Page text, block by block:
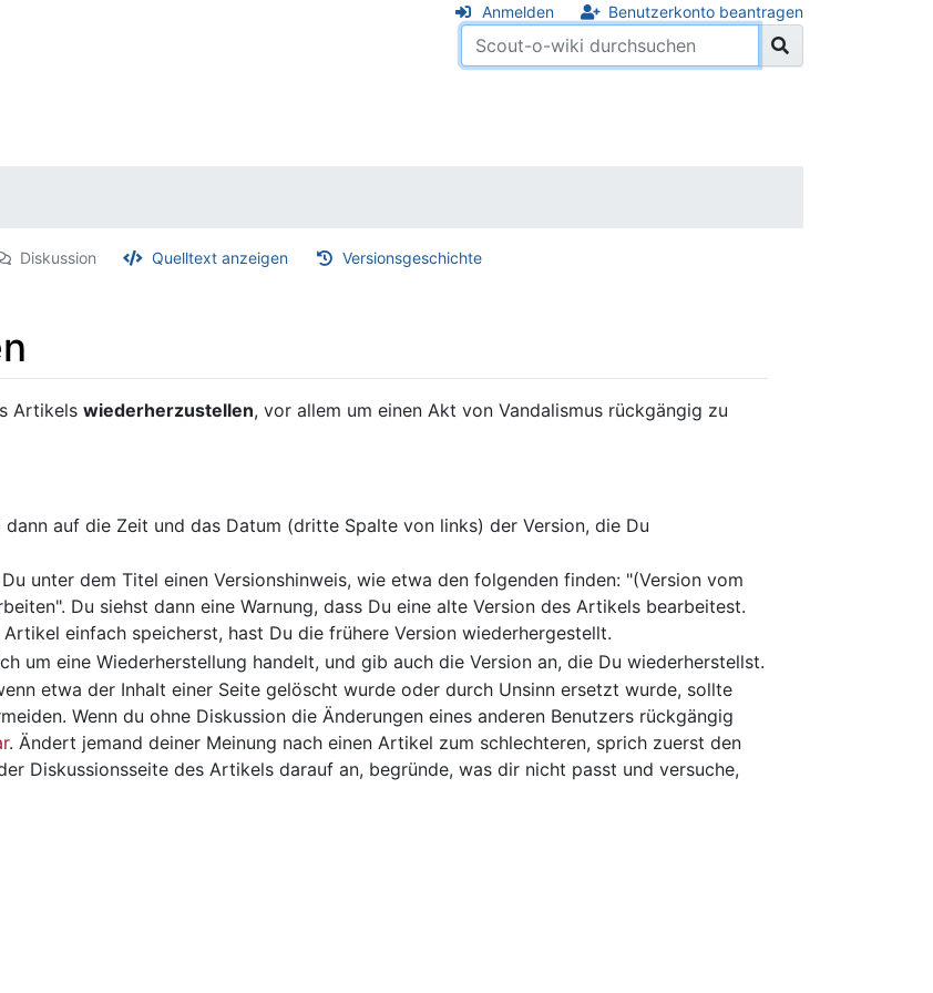
Anmelden Benutzerkonto beantragen
Diskussion Quelltext anzeigen Versionsgeschichte
Artikels wiederherzustellen, vor allem um einen Akt von Vandalismus rückgängig zu
auf die Zeit und das Datum (dritte Spalte von links) der Version, die Du
unter dem Titel einen Versionshinweis, wie etwa den folgenden finden: "(Version vom
Du siehst dann eine Warnung, dass Du eine alte Version des Artikels bearbeitest.
einfach speicherst, hast Du die frühere Version wiederhergestellt.
um eine Wiederherstellung handelt, und gib auch die Version an, die Du wiederherstellst.
etwa der Inhalt einer Seite gelöscht wurde oder durch Unsinn ersetzt wurde, sollte
Wenn du ohne Diskussion die Änderungen eines anderen Benutzers rückgängig
. Ändert jemand deiner Meinung nach einen Artikel zum schlechteren, sprich zuerst den
Diskussionsseite des Artikels darauf an, begründe, was dir nicht passt und versuche,